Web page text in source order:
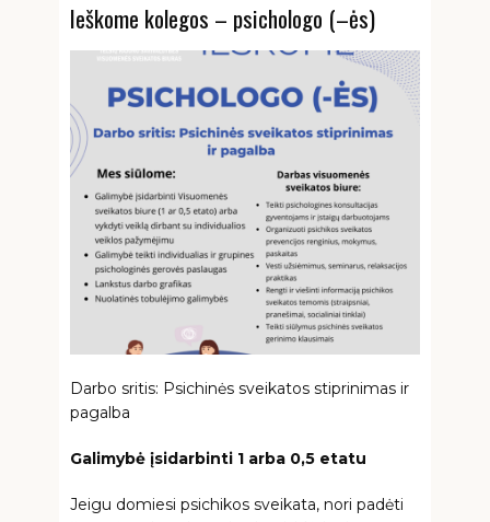
Ieškome kolegos – psichologo (–ės)
Darbo sritis: Psichinės sveikatos stiprinimas ir
pagalba
Galimybė įsidarbinti 1 arba 0,5 etatu
Jeigu domiesi psichikos sveikata, nori padėti